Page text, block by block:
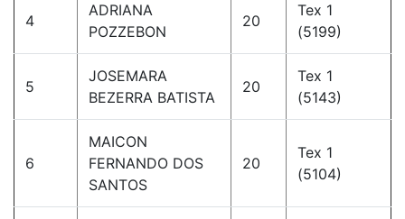
4
ADRIANA
POZZEBON
20
Tex 1
(5199)
5
JOSEMARA
BEZERRA BATISTA
20
Tex 1
(5143)
6
MAICON
FERNANDO DOS
SANTOS
20
Tex 1
(5104)